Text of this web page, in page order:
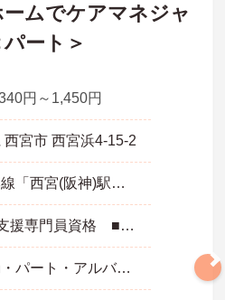
ムでケアマネジャ
ート＞
円～1,450円
宮市 西宮浜4‐15‐2
阪神本線「西宮(阪神)駅」バス・車10分
■介護支援専門員資格 ■経験必須 ■普通自動車運転免許（AT限定可）
非常勤・パート・アルバイト